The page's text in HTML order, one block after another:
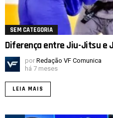
SEM CATEGORIA
Diferença entre Jiu-Jitsu e
por Redação VF Comunica
há 7 meses
LEIA MAIS